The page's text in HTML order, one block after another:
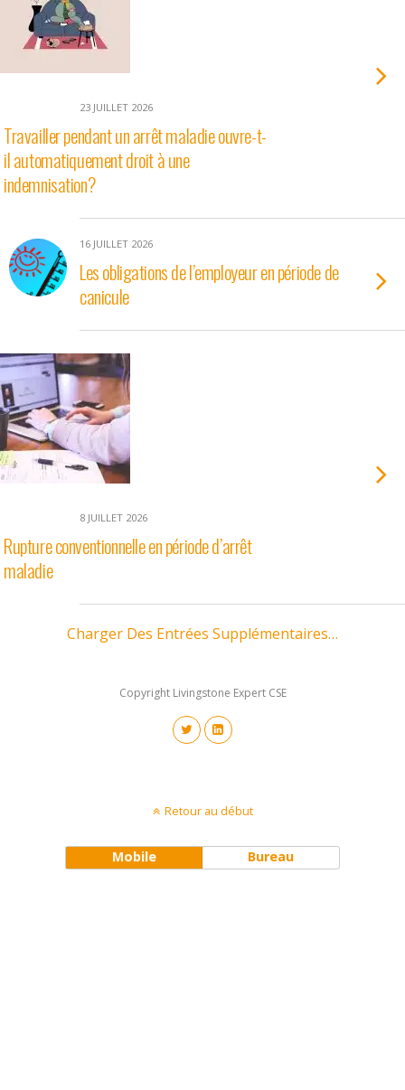
23 JUILLET 2026
Travailler pendant un arrêt maladie ouvre-t-
il automatiquement droit à une
indemnisation?
16 JUILLET 2026
Les obligations de l’employeur en période de
canicule
8 JUILLET 2026
Rupture conventionnelle en période d’arrêt
maladie
Charger Des Entrées Supplémentaires…
Copyright Livingstone Expert CSE
Retour au début
Mobile Bureau